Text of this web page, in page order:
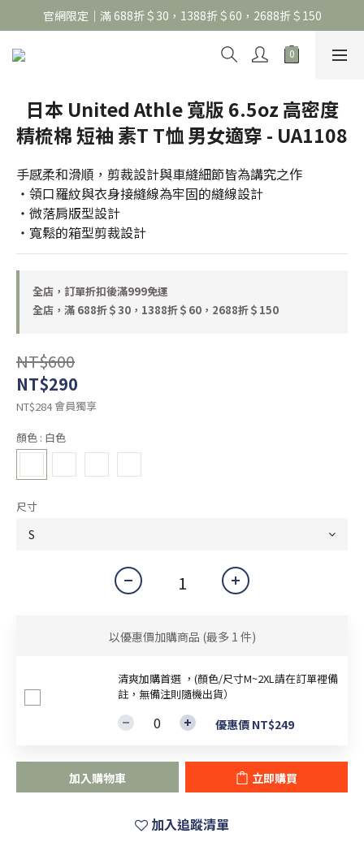
官網限定｜滿 688折＄30，1388折＄60，2688折＄150
官網限定｜滿 688折＄30，1388折＄60，2688折＄150
United Athle系列｜註冊會員299免運
日本 United Athle 寬版 6.5oz 高密度
精梳棉 短袖 素T T恤 男女適穿 - UA1108
手感柔和滑順，剪裁設計與車縫細節皆為講究之作
・領口羅紋與衣身接縫線為牢固的縫線設計
・微落肩版型設計
・寬鬆的箱型剪裁設計
全店，訂單折扣後滿999免運
全店，滿 688折＄30，1388折＄60，2688折＄150
NT$600
NT$290
NT$284會員獨享
顏色 : 白色
尺寸
以優惠價加購商品 (最多 1 件)
清爽加購首選 ，(顏色/尺寸M~2XL請在訂單裡備
註，無備注則隨機出貨）
優惠價 NT$249
加入購物車 立即購買
加入追蹤清單